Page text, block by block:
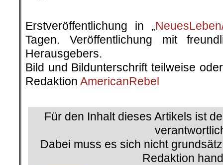
Erstveröffentlichung in „
Tagen. Veröffentlichung mit
Herausgebers.
Bild und Bildunterschrift teilweise
Redaktion AmericanRebel
Für den Inhalt dieses Artikels ist
Dabei muss es sich nicht
Redaktion